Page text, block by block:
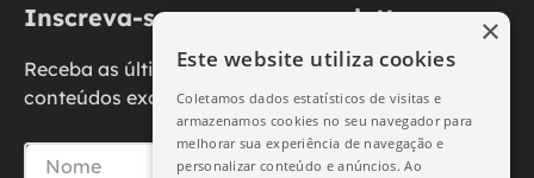
Inscreva-se na nossa newsletter
Receba as últimas novidades, promoções e
conteúdos exclusivos diretamente no seu e-mail.
Este website utiliza cookies
Coletamos dados estatísticos de visitas e
armazenamos cookies no seu navegador para
melhorar sua experiência de navegação e
personalizar conteúdo e anúncios. Ao
×